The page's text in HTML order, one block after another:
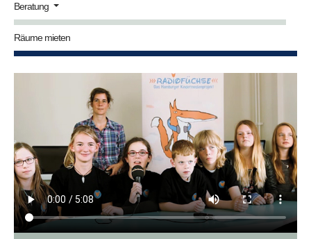
Beratung
Räume mieten